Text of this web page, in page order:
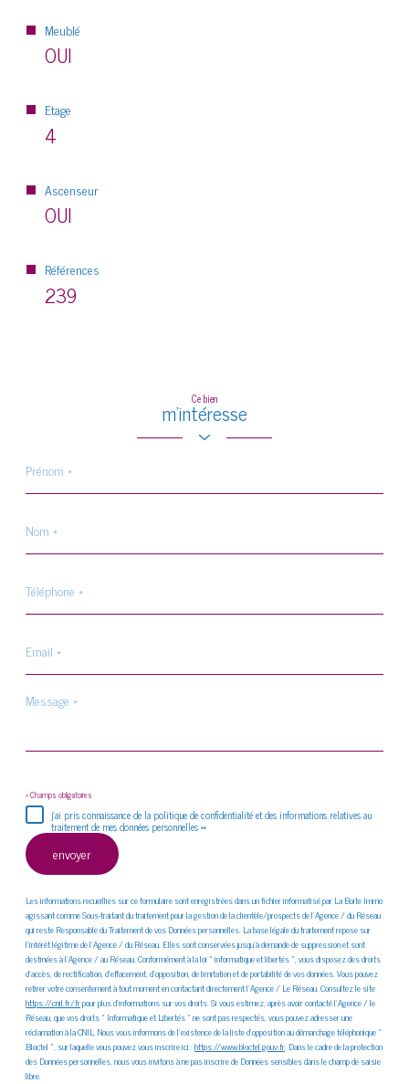
Meublé
OUI
Etage
4
Ascenseur
OUI
Références
239
Ce bien
m'intéresse
*
*
*
*
Message
* Champs obligatoires
j'ai pris connaissance de la politique de confidentialité et des informations relatives au
traitement de mes données personnelles **
envoyer
Les informations recueillies sur ce formulaire sont enregistrées dans un fichier informatisé par La Boite Immo
agissant comme Sous-traitant du traitement pour la gestion de la clientèle/prospects de l'Agence / du Réseau
qui reste Responsable du Traitement de vos Données personnelles. La base légale du traitement repose sur
l'intérêt légitime de l'Agence / du Réseau. Elles sont conservées jusqu'à demande de suppression et sont
destinées à l'Agence / au Réseau. Conformément à la loi « informatique et libertés », vous disposez des droits
d’accès, de rectification, d’effacement, d’opposition, de limitation et de portabilité de vos données. Vous pouvez
retirer votre consentement à tout moment en contactant directement l’Agence / Le Réseau. Consultez le site
https://cnil.fr/frpour plus d’informations sur vos droits. Si vous estimez, après avoir contacté l'Agence / le
Réseau, que vos droits « Informatique et Libertés » ne sont pas respectés, vous pouvez adresser une
réclamation à la CNIL. Nous vous informons de l’existence de la liste d'opposition au démarchage téléphonique «
Bloctel », sur laquelle vous pouvez vous inscrire ici :https://www.bloctel.gouv.fr. Dans le cadre de la protection
des Données personnelles, nous vous invitons à ne pas inscrire de Données sensibles dans le champ de saisie
libre.